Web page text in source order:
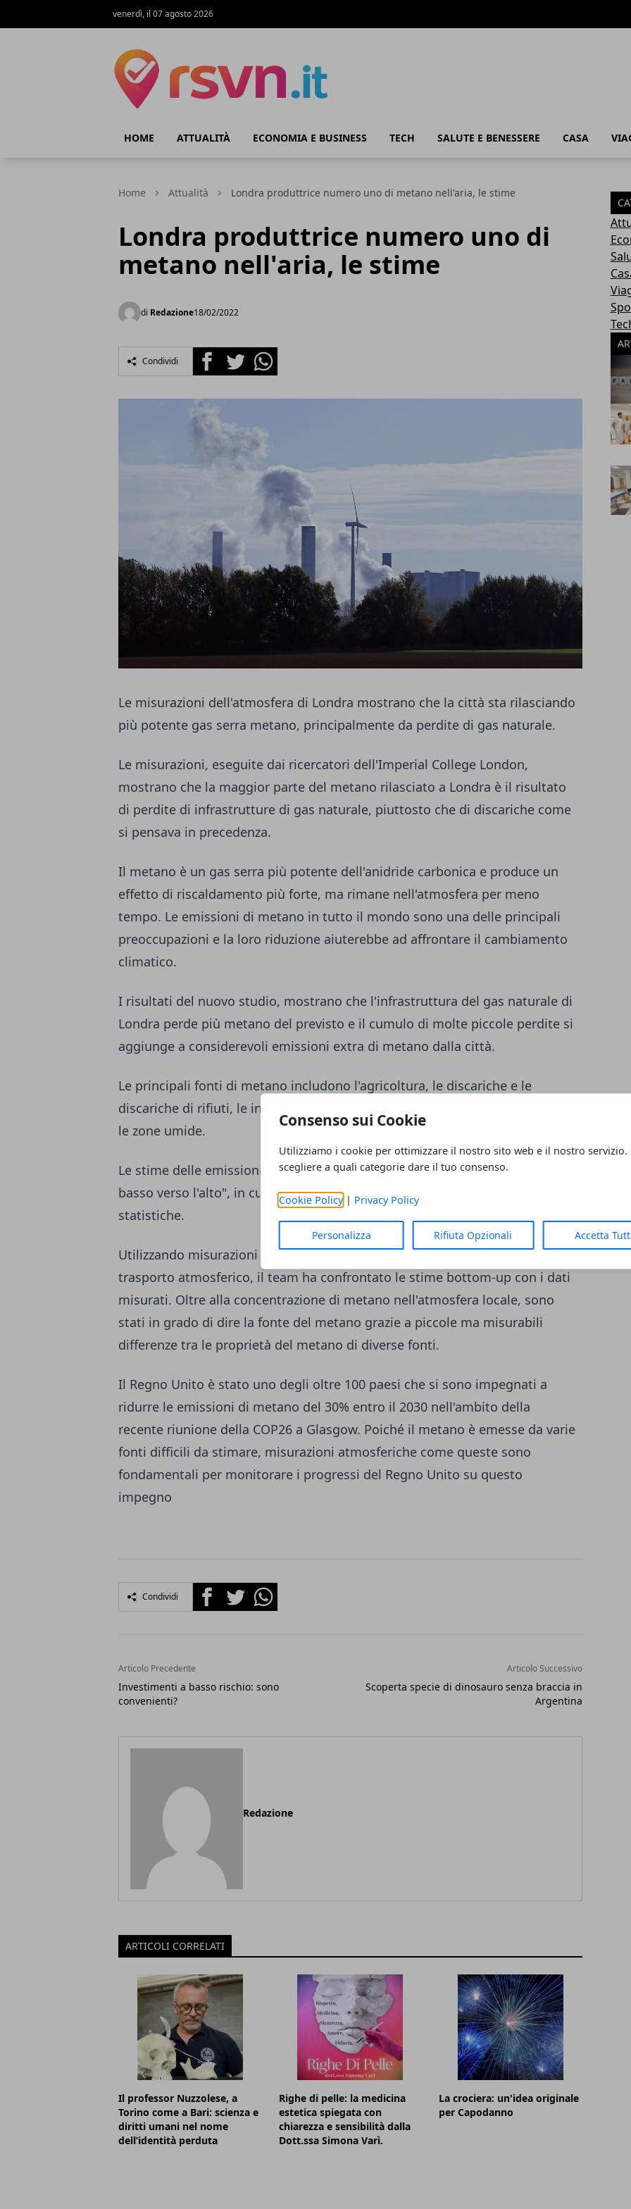
Consenso sui Cookie
Utilizziamo i cookie per ottimizzare il nostro sito web e il nostro servizio.
scegliere a quali categorie dare il tuo consenso.
Cookie Policy| Privacy Policy
Personalizza Rifiuta Opzionali Accetta
venerdì, il 07 agosto 2026
HOME ATTUALITÀ ECONOMIA E BUSINESS TECH SALUTE E BENESSERE CASA
Home Attualità Londra produttrice numero uno di metano nell'aria, le stime
Londra produttrice numero uno di
metano nell'aria, le stime
di Redazione18/02/2022
Condividi FacebookTwitterWhatsapp
Le misurazioni dell'atmosfera di Londra mostrano che la città sta rilasciando
più potente gas serra metano, principalmente da perdite di gas naturale.
Le misurazioni, eseguite dai ricercatori dell'Imperial College London,
mostrano che la maggior parte del metano rilasciato a Londra è il risultato
di perdite di infrastrutture di gas naturale, piuttosto che di discariche come
si pensava in precedenza.
Il metano è un gas serra più potente dell'anidride carbonica e produce un
effetto di riscaldamento più forte, ma rimane nell'atmosfera per meno
tempo. Le emissioni di metano in tutto il mondo sono una delle principali
preoccupazioni e la loro riduzione aiuterebbe ad affrontare il cambiamento
climatico.
I risultati del nuovo studio, mostrano che l'infrastruttura del gas naturale di
Londra perde più metano del previsto e il cumulo di molte piccole perdite si
aggiunge a considerevoli emissioni extra di metano dalla città.
Le principali fonti di metano includono l'agricoltura, le discariche e le
discariche di rifiuti, le infrastrutture del gas naturale e le fonti naturali come
le zone umide.
Le stime delle emissioni di metano si basano in genere su un approccio "dal
basso verso l'alto", in cui le emissioni sono state calcolate sulla base di
statistiche.
Utilizzando misurazioni continue da marzo 2018 a ottobre 2020 e modelli di
trasporto atmosferico, il team ha confrontato le stime bottom-up con i dati
misurati. Oltre alla concentrazione di metano nell'atmosfera locale, sono
stati in grado di dire la fonte del metano grazie a piccole ma misurabili
differenze tra le proprietà del metano di diverse fonti.
Il Regno Unito è stato uno degli oltre 100 paesi che si sono impegnati a
ridurre le emissioni di metano del 30% entro il 2030 nell'ambito della
recente riunione della COP26 a Glasgow. Poiché il metano è emesse da varie
fonti difficili da stimare, misurazioni atmosferiche come queste sono
fondamentali per monitorare i progressi del Regno Unito su questo
impegno
Condividi FacebookTwitterWhatsapp
Articolo Precedente
Investimenti a basso rischio: sono
convenienti?
Articolo Successivo
Scoperta specie di dinosauro senza braccia in
Argentina
Redazione
ARTICOLI CORRELATI
Il professor Nuzzolese, a
Torino come a Bari: scienza e
diritti umani nel nome
dell’identità perduta
Righe di pelle: la medicina
estetica spiegata con
chiarezza e sensibilità dalla
Dott.ssa Simona Varì.
La crociera: un'idea originale
per Capodanno